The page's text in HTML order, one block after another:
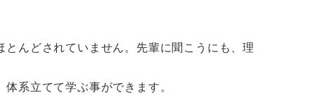
んどされていません。先輩に聞こうにも、理
系立てて学ぶ事ができます。